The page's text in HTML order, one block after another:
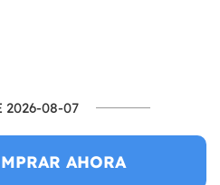
2026-08-07
AHORA